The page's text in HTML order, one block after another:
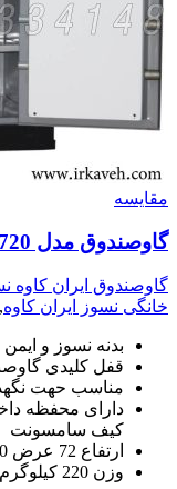
مقايسه
گاوصندوق مدل 720 رمز دیجیتالی
گاوصندوق ایران کاوه
خانگی نسوز ایران کاوه,
بدنه نسوز و ایمن
قفل کلیدی
مناسب حهت
کیف سامسونت
ارتفاع 72 عرض 50 عمق 50
وزن 220 کیلوگرم